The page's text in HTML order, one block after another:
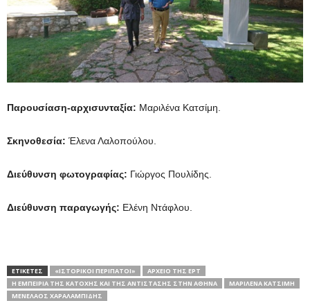
Παρουσίαση-αρχισυνταξία: Μαριλένα Κατσίμη.
Σκηνοθεσία: Έλενα Λαλοπούλου.
Διεύθυνση φωτογραφίας: Γιώργος Πουλίδης.
Διεύθυνση παραγωγής: Ελένη Ντάφλου.
ΕΤΙΚΕΤΕΣ «ΙΣΤΟΡΙΚΟΊ ΠΕΡΊΠΑΤΟΙ»
ΑΡΧΕΙΟ ΤΗΣ ΕΡΤ
Η ΕΜΠΕΙΡΊΑ ΤΗΣ ΚΑΤΟΧΉΣ ΚΑΙ ΤΗΣ ΑΝΤΊΣΤΑΣΗΣ ΣΤΗΝ ΑΘΉΝΑ
ΜΑΡΙΛΈΝΑ ΚΑΤΣΊΜΗ
ΜΕΝΈΛΑΟΣ ΧΑΡΑΛΑΜΠΊΔΗΣ